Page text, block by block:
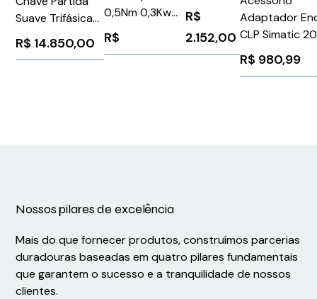
Suave Trifásica
24Vca/Vcc 250A
Siemens
R$ 14.850,00
0,5Nm 0,3Kw
Ip50Schneider
BSH0551T11A2A
R$
R$
2.152,00
Adaptador
CLP Simatic
Siemens
R$ 980,99
Nossos pilares de excelência
Mais do que fornecer produtos, construímos parcerias
duradouras baseadas em quatro pilares fundamentais
que garantem o sucesso e a tranquilidade de nossos
clientes.